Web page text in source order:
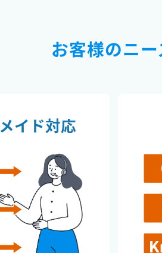
お客様のニ
イド対応